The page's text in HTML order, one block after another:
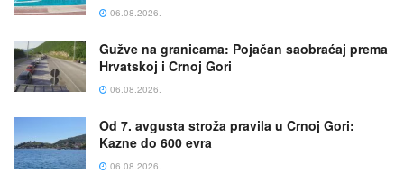
06.08.2026.
Gužve na granicama: Pojačan saobraćaj prema
Hrvatskoj i Crnoj Gori
06.08.2026.
Od 7. avgusta stroža pravila u Crnoj Gori:
Kazne do 600 evra
06.08.2026.